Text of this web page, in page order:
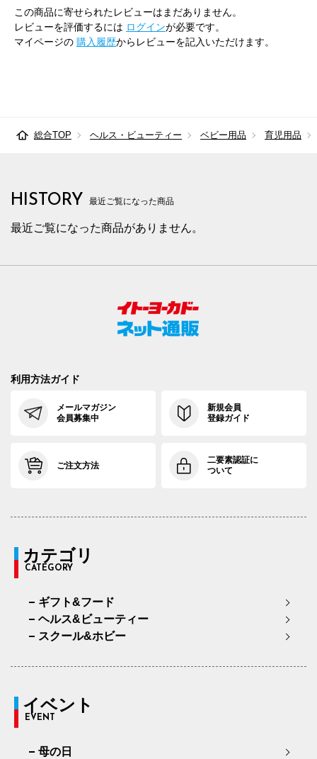
この商品に寄せられたレビューはまだありません。
レビューを評価するには ログインが必要です。
マイページの 購入履歴からレビューを記入いただけます。
総合TOP ヘルス・ビューティー ベビー用品 育児用品
HISTORY 最近ご覧になった商品
最近ご覧になった商品がありません。
利用方法ガイド
メールマガジン
会員募集中
新規会員
登録ガイド
ご注文方法
二要素認証に
ついて
カテゴリ
CATEGORY
ギフト&フード
ヘルス&ビューティー
スクール&ホビー
イベント
EVENT
母の日